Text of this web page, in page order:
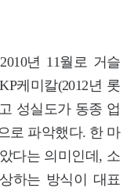
년 11월로 거슬
케미칼(2012년 롯
성실도가 동종 업
로 파악했다. 한 마
다는 의미인데, 소
하는 방식이 대표